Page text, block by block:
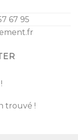
67 95
trouvé !